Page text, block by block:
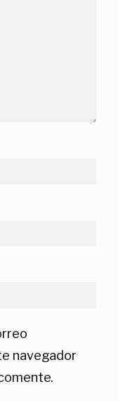
navegador